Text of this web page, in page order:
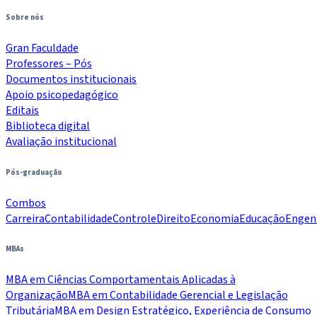
Sobre nós
Gran Faculdade
Professores – Pós
Documentos institucionais
Apoio psicopedagógico
Editais
Biblioteca digital
Avaliação institucional
Pós-graduação
Combos
CarreiraContabilidadeControleDireitoEconomiaEducação
MBAs
MBA em Ciências Comportamentais Aplicadas à
OrganizaçãoMBA em Contabilidade Gerencial e Legislação
TributáriaMBA em Design Estratégico, Experiência de Consumo